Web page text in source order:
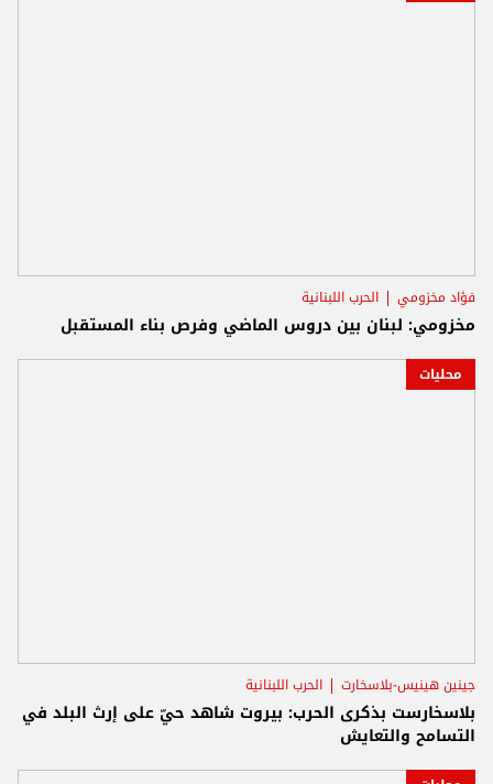
فؤاد مخزومي الحرب اللبنانية
مخزومي: لبنان بين دروس الماضي وفرص بناء المستقبل
محليات
جينين هينيس-بلاسخارت الحرب اللبنانية
بلاسخارست بذكرى الحرب: بيروت شاهد حيّ على إرث البلد في
التسامح والتعايش